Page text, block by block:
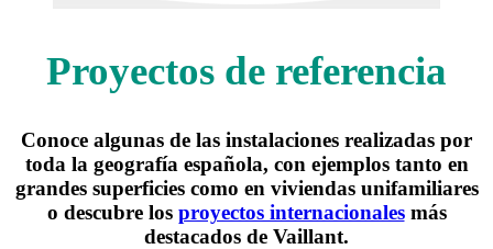
Proyectos de referencia
Conoce algunas de las instalaciones realizadas por
toda la geografía española, con ejemplos tanto en
grandes superficies como en viviendas unifamiliares
o descubre los proyectos internacionalesmás
destacados de Vaillant.